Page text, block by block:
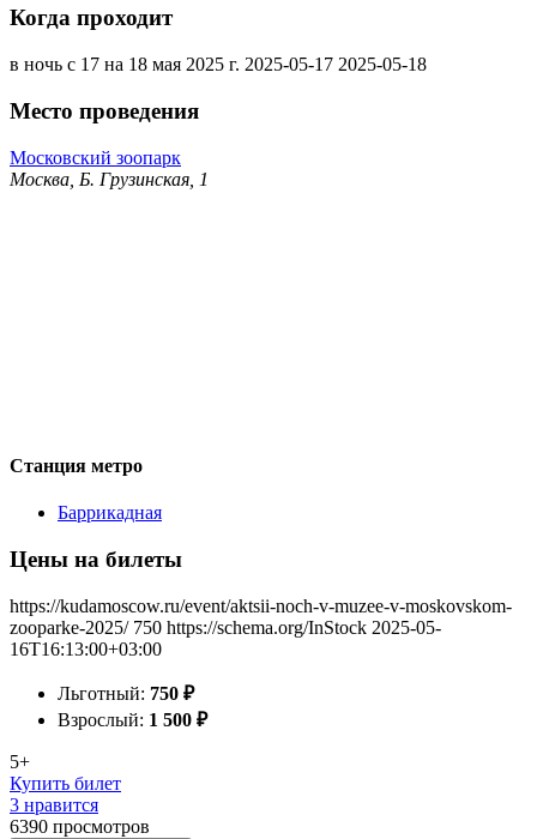
Когда проходит
в ночь с 17 на 18 мая 2025 г. 2025-05-17 2025-05-18
Место проведения
Московский зоопарк
Москва, Б. Грузинская, 1
Станция метро
Баррикадная
Цены на билеты
https://kudamoscow.ru/event/aktsii-noch-v-muzee-v-moskovskom-
zooparke-2025/ 750 https://schema.org/InStock 2025-05-
16T16:13:00+03:00
Льготный: 750 ₽
Взрослый: 1 500 ₽
5+
Купить билет
3 нравится
6390 просмотров